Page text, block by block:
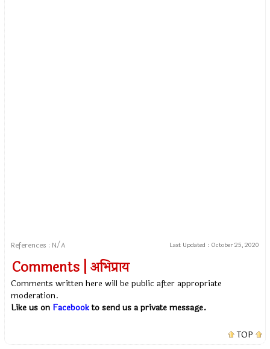
References : N/A Last Updated : October 25, 2020
Comments | अभिप्राय
Comments written here will be public after appropriate
moderation.
Like us on Facebookto send us a private message.
TOP